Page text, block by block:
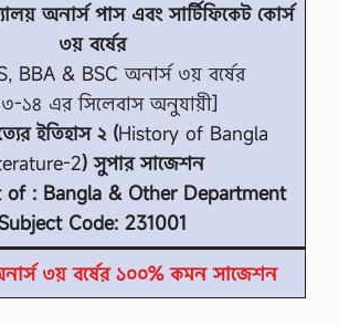
অনার্স পাস এবং সার্টিফিকেট কোর্স
৩য় বর্ষের
BBA & BSC অনার্স ৩য় বর্ষের
১৪ এর সিলেবাস অনুযায়ী]
ইতিহাস ২ (History of Bangla
2) সুপার সাজেশন
of : Bangla & Other Department
Code: 231001
৩য় বর্ষের ১০০% কমন সাজেশন